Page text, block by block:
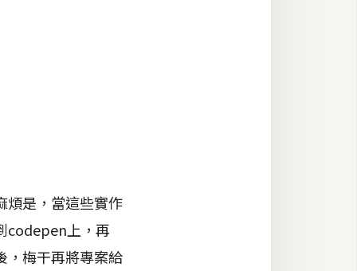
是，當這些實作
codepen上，再
，梅干再將專案給